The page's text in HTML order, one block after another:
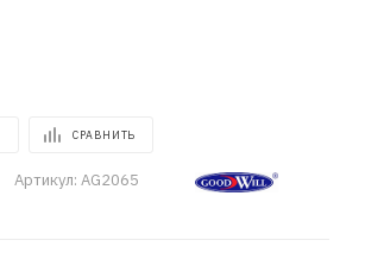
СРАВНИТЬ
Артикул: AG2065